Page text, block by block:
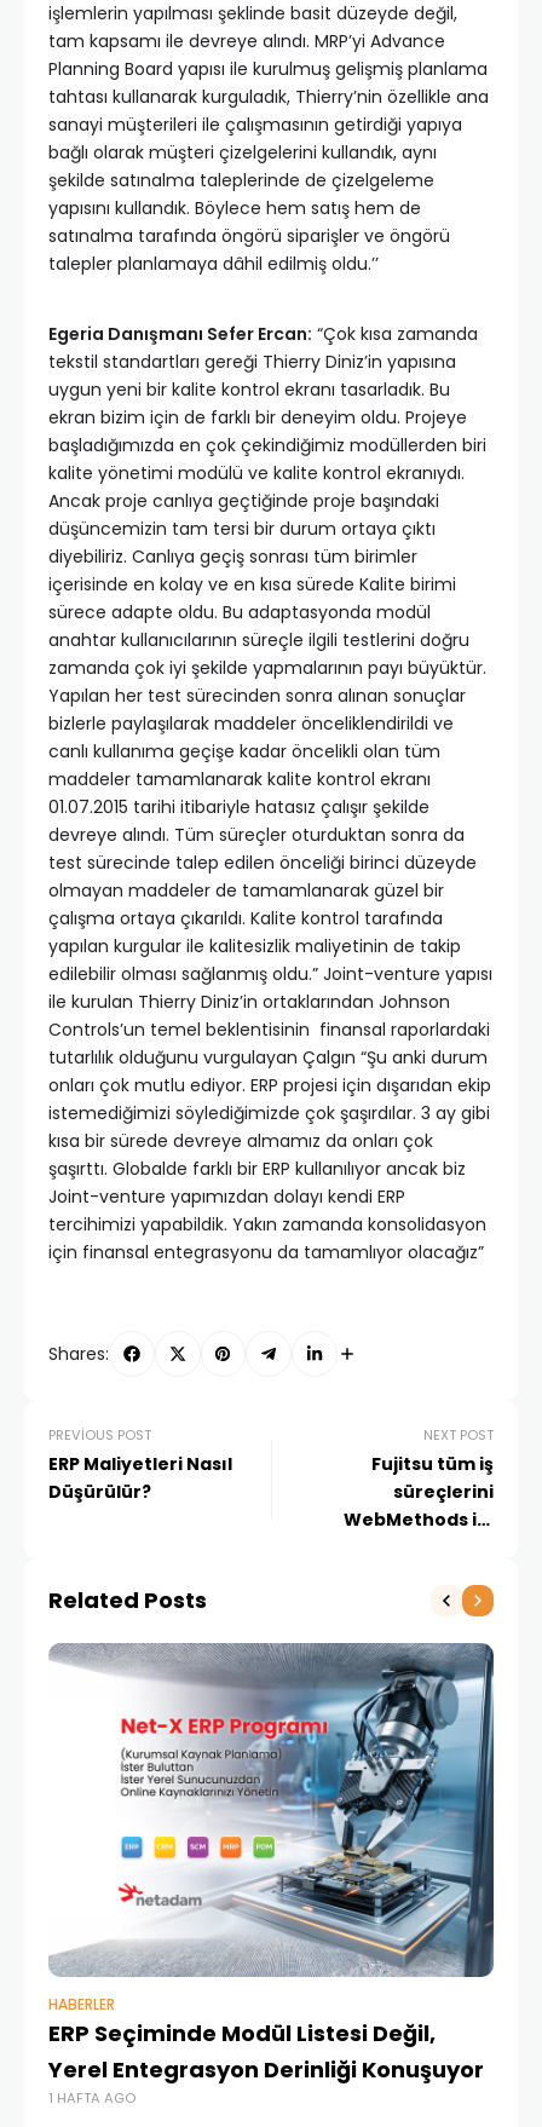
işlemlerin yapılması şeklinde basit düzeyde değil,
tam kapsamı ile devreye alındı. MRP’yi Advance
Planning Board yapısı ile kurulmuş gelişmiş planlama
tahtası kullanarak kurguladık, Thierry’nin özellikle ana
sanayi müşterileri ile çalışmasının getirdiği yapıya
bağlı olarak müşteri çizelgelerini kullandık, aynı
şekilde satınalma taleplerinde de çizelgeleme
yapısını kullandık. Böylece hem satış hem de
satınalma tarafında öngörü siparişler ve öngörü
talepler planlamaya dâhil edilmiş oldu.’’
Egeria Danışmanı Sefer Ercan: “Çok kısa zamanda
tekstil standartları gereği Thierry Diniz’in yapısına
uygun yeni bir kalite kontrol ekranı tasarladık. Bu
ekran bizim için de farklı bir deneyim oldu. Projeye
başladığımızda en çok çekindiğimiz modüllerden biri
kalite yönetimi modülü ve kalite kontrol ekranıydı.
Ancak proje canlıya geçtiğinde proje başındaki
düşüncemizin tam tersi bir durum ortaya çıktı
diyebiliriz. Canlıya geçiş sonrası tüm birimler
içerisinde en kolay ve en kısa sürede Kalite birimi
sürece adapte oldu. Bu adaptasyonda modül
anahtar kullanıcılarının süreçle ilgili testlerini doğru
zamanda çok iyi şekilde yapmalarının payı büyüktür.
Yapılan her test sürecinden sonra alınan sonuçlar
bizlerle paylaşılarak maddeler önceliklendirildi ve
canlı kullanıma geçişe kadar öncelikli olan tüm
maddeler tamamlanarak kalite kontrol ekranı
01.07.2015 tarihi itibariyle hatasız çalışır şekilde
devreye alındı. Tüm süreçler oturduktan sonra da
test sürecinde talep edilen önceliği birinci düzeyde
olmayan maddeler de tamamlanarak güzel bir
çalışma ortaya çıkarıldı. Kalite kontrol tarafında
yapılan kurgular ile kalitesizlik maliyetinin de takip
edilebilir olması sağlanmış oldu.” Joint-venture yapısı
ile kurulan Thierry Diniz’in ortaklarından Johnson
Controls’un temel beklentisinin finansal raporlardaki
tutarlılık olduğunu vurgulayan Çalgın “Şu anki durum
onları çok mutlu ediyor. ERP projesi için dışarıdan ekip
istemediğimizi söylediğimizde çok şaşırdılar. 3 ay gibi
kısa bir sürede devreye almamız da onları çok
şaşırttı. Globalde farklı bir ERP kullanılıyor ancak biz
Joint-venture yapımızdan dolayı kendi ERP
tercihimizi yapabildik. Yakın zamanda konsolidasyon
için finansal entegrasyonu da tamamlıyor olacağız”
Shares:
PREVIOUS POST
ERP Maliyetleri Nasıl
Düşürülür?
NEXT POST
Fujitsu tüm iş
süreçlerini
WebMethods ile
Related Posts
HABERLER
ERP Seçiminde Modül Listesi Değil,
Yerel Entegrasyon Derinliği Konuşuyor
1 HAFTA AGO